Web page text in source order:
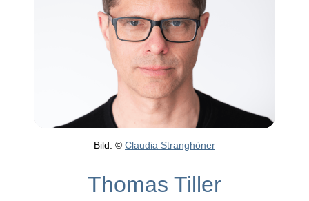
Bild: © Claudia Stranghöner
Thomas Tiller